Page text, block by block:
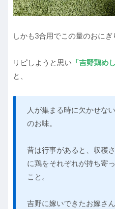
しかも3合用でこの量のおに
リピしようと思い 「吉野鶏め
と、
人が集まる時に欠かせな
のお味。
昔は行事があると、収穫
に鶏をそれぞれが持ち寄
こと。
吉野に嫁いできたお嫁さ